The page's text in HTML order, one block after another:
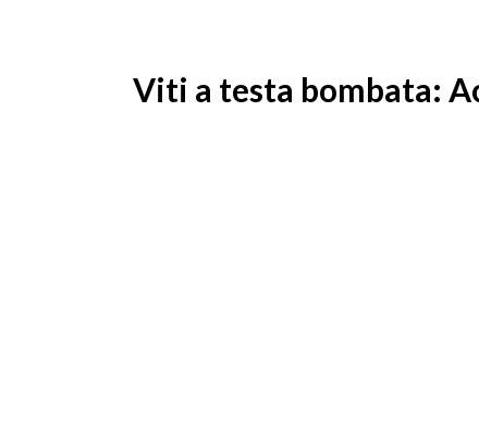
Viti a testa bombata: